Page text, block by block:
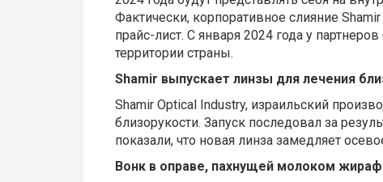
Фактически, корпоративное слияние
прайс-лист. С января 2024 года у
территории страны.
Shamir выпускает линзы для лечения
Shamir Optical Industry, израильский
близорукости. Запуск последовал за
показали, что новая линза замедляет
Вонк в оправе, пахнущей молоком